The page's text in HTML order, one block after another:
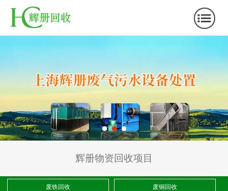
辉册物资回收项目
废铁回收 废铜回收